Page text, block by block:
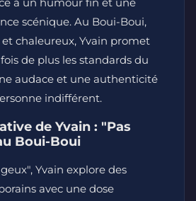
scénique. Au Boui-Boui,
chaleureux, Yvain promet
de plus les standards du
audace et une authenticité
indifférent.
de Yvain : "Pas
Boui-Boui
Yvain explore des
avec une dose